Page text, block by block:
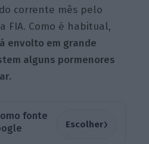
corrente mês pelo
FIA. Como é habitual,
envolto em grande
alguns pormenores
fonte
Escolher›